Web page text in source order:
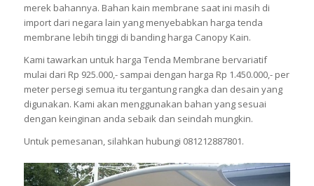
merek bahannya. Bahan kain membrane saat ini masih di
import dari negara lain yang menyebabkan harga tenda
membrane lebih tinggi di banding harga Canopy Kain.
Kami tawarkan untuk harga Tenda Membrane bervariatif
mulai dari Rp 925.000,- sampai dengan harga Rp 1.450.000,- per
meter persegi semua itu tergantung rangka dan desain yang
digunakan. Kami akan menggunakan bahan yang sesuai
dengan keinginan anda sebaik dan seindah mungkin.
Untuk pemesanan, silahkan hubungi 081212887801.